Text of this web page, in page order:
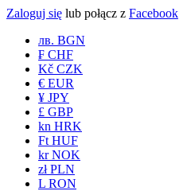
Zaloguj się lub połącz z Facebook
лв. BGN
₣ CHF
Kč CZK
€ EUR
¥ JPY
£ GBP
kn HRK
Ft HUF
kr NOK
zł PLN
L RON